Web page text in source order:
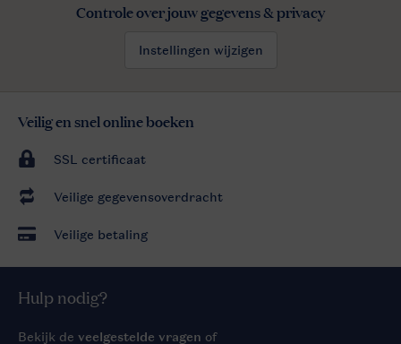
Controle over jouw gegevens & privacy
Instellingen wijzigen
Veilig en snel online boeken
SSL certificaat
Veilige gegevensoverdracht
Veilige betaling
Hulp nodig?
Bekijk de veelgestelde vragen of